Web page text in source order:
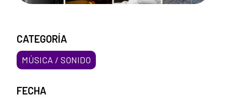
CATEGORÍA
MÚSICA / SONIDO
FECHA